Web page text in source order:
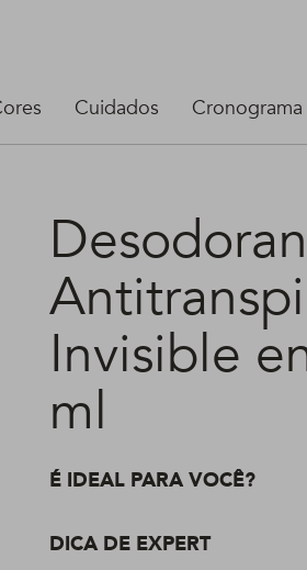
Cuidados
Invisible
ml
É IDEAL PARA VOCÊ?
DICA DE EXPERT